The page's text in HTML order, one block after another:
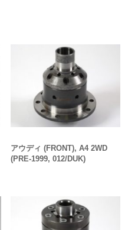
アウディ (FRONT), A4 2WD
(PRE-1999, 012/DUK)